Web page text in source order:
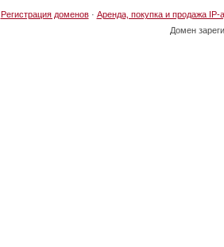
Регистрация доменов· Аренда, покупка и продажа IP-
Домен